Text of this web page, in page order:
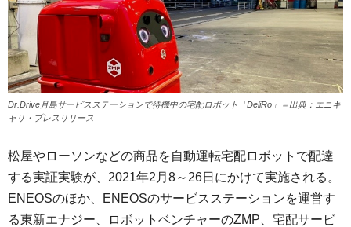
Dr.Drive月島サービスステーションで待機中の宅配ロボット「DeliRo」＝出典：エニキ
ャリ・プレスリリース
松屋やローソンなどの商品を自動運転宅配ロボットで配達
する実証実験が、2021年2月8～26日にかけて実施される。
ENEOSのほか、ENEOSのサービスステーションを運営す
る東新エナジー、ロボットベンチャーのZMP、宅配サービ